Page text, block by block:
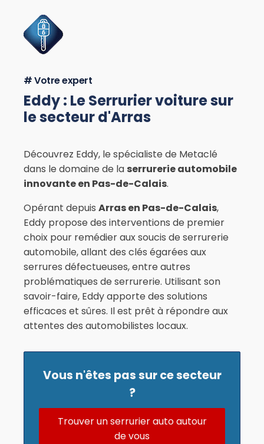
# Votre expert
Eddy : Le Serrurier voiture sur
le secteur d'Arras
Découvrez Eddy, le spécialiste de Metaclé
dans le domaine de la serrurerie automobile
innovante en Pas-de-Calais.
Opérant depuis Arras en Pas-de-Calais,
Eddy propose des interventions de premier
choix pour remédier aux soucis de serrurerie
automobile, allant des clés égarées aux
serrures défectueuses, entre autres
problématiques de serrurerie. Utilisant son
savoir-faire, Eddy apporte des solutions
efficaces et sûres. Il est prêt à répondre aux
attentes des automobilistes locaux.
Vous n'êtes pas sur ce secteur
?
Trouver un serrurier auto autour
de vous